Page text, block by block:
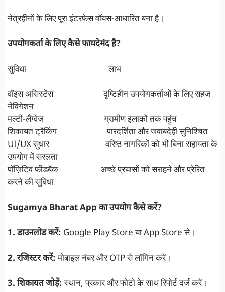
नेत्रहीनों के लिए पूरा इंटरफेस वॉयस-आधारित बना है।
उपयोगकर्ता के लिए कैसे फायदेमंद है?
सुविधा लाभ
वॉइस असिस्टेंस दृष्टिहीन उपयोगकर्ताओं के लिए सहज
नेविगेशन
मल्टी-लैंग्वेज ग्रामीण इलाकों तक पहुंच
शिकायत ट्रैकिंग पारदर्शिता और जवाबदेही सुनिश्चित
UI/UX सुधार वरिष्ठ नागरिकों को भी बिना सहायता के
उपयोग में सरलता
पॉज़िटिव फीडबैक अच्छे प्रयासों को सराहने और प्रेरित
करने की सुविधा
Sugamya Bharat App का उपयोग कैसे करें?
1. डाउनलोड करें: Google Play Store या App Store से।
2. रजिस्टर करें:मोबाइल नंबर और OTP से लॉगिन करें।
3. शिकायत जोड़ें:स्थान, प्रकार और फोटो के साथ रिपोर्ट दर्ज करें।